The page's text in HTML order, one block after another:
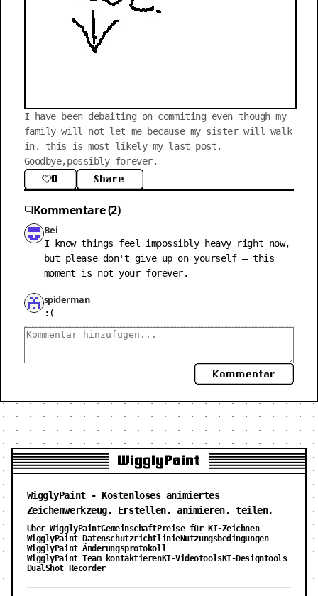
I have been debaiting on commiting even though my
family will not let me because my sister will walk
in. this is most likely my last post.
Goodbye,possibly forever.
0 Share
Kommentare (2)
Bei
I know things feel impossibly heavy right now,
but please don't give up on yourself — this
moment is not your forever.
spiderman
:(
Kommentar
WigglyPaint
WigglyPaint - Kostenloses animiertes
Zeichenwerkzeug. Erstellen, animieren, teilen.
Über WigglyPaintGemeinschaftPreise für KI-Zeichnen
WigglyPaint DatenschutzrichtlinieNutzungsbedingungen
WigglyPaint Änderungsprotokoll
WigglyPaint Team kontaktierenKI-VideotoolsKI-Designtools
DualShot Recorder